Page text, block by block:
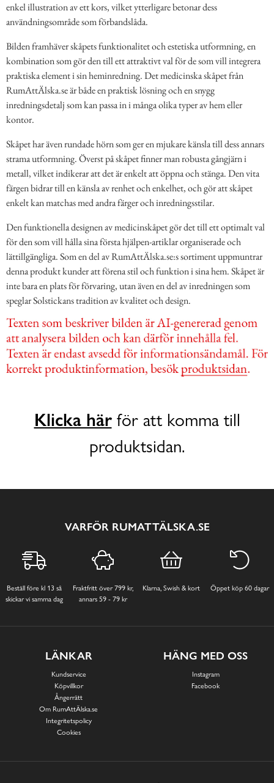
enkel illustration av ett kors, vilket ytterligare betonar dess
användningsområde som förbandslåda.
Bilden framhäver skåpets funktionalitet och estetiska utformning, en
kombination som gör den till ett attraktivt val för de som vill integrera
praktiska element i sin heminredning. Det medicinska skåpet från
RumAttÄlska.se är både en praktisk lösning och en snygg
inredningsdetalj som kan passa in i många olika typer av hem eller
kontor.
Skåpet har även rundade hörn som ger en mjukare känsla till dess annars
strama utformning. Överst på skåpet finner man robusta gångjärn i
metall, vilket indikerar att det är enkelt att öppna och stänga. Den vita
färgen bidrar till en känsla av renhet och enkelhet, och gör att skåpet
enkelt kan matchas med andra färger och inredningsstilar.
Den funktionella designen av medicinskåpet gör det till ett optimalt val
för den som vill hålla sina första hjälpen-artiklar organiserade och
lättillgängliga. Som en del av RumAttÄlska.se:s sortiment uppmuntrar
denna produkt kunder att förena stil och funktion i sina hem. Skåpet är
inte bara en plats för förvaring, utan även en del av inredningen som
speglar Solstickans tradition av kvalitet och design.
Klicka härför att komma till
produktsidan.
VARFÖR RUMATTÄLSKA.SE
Beställ före kl 13 så
skickar vi samma dag
Fraktfritt över 799 kr,
annars 59 - 79 kr
Klarna, Swish & kort Öppet köp 60 dagar
LÄNKAR
Kundservice
Köpvillkor
Ångerrätt
Om RumAttÄlska.se
Integritetspolicy
Cookies
HÄNG MED OSS
Instagram
Facebook